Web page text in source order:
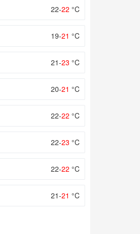
22-22 °C
19-21 °C
21-23 °C
20-21 °C
22-22 °C
22-23 °C
22-22 °C
21-21 °C